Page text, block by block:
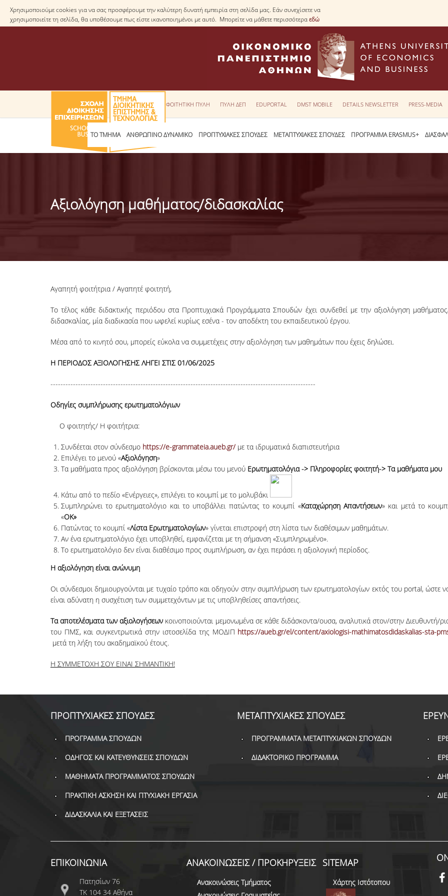
Χρησιμοποιούμε cookies για να σας προσφέρουμε την καλύτερη δυνατή εμπειρία στη σελίδα μας. Εάν συνεχίσετε να
χρησιμοποιείτε τη σελίδα, θα υποθέσουμε πως είστε ικανοποιημένοι με αυτό. Μπορείτε να μάθετε περισσότεραεδώ
ΦΟΙΤΗΤΙΚΗ ΠΥΛΗ ΠΥΛΗ ΔΕΠ EDUPORTAL DMST MOBILE DETAILS NEWSLETTER PRESS-MEDIA
ΤΟ ΤΜΗΜΑ ΑΝΘΡΩΠΙΝΟ ΔΥΝΑΜΙΚΟ ΠΡΟΠΤΥΧΙΑΚΕΣ ΣΠΟΥΔΕΣ ΜΕΤΑΠΤΥΧΙΑΚΕΣ ΣΠΟΥΔΕΣ ΠΡΟΓΡΑΜΜΑ ERASMUS+
Αξιολόγηση μαθήματος/διδασκαλίας
Αγαπητή φοιτήτρια / Αγαπητέ φοιτητή,
Το τέλος κάθε διδακτικής περιόδου στα Προπτυχιακά Προγράμματα Σπουδών έχει συνδεθεί με την αξιολόγηση
διδασκαλίας, μία διαδικασία που ωφελεί κυρίως εσένα - τον αποδέκτη του εκπαιδευτικού έργου.
Μέσα από το κινητό σου, μπορείς εύκολα να συμμετέχεις στην αξιολόγηση των μαθημάτων που έχεις δηλώσει.
Η ΠΕΡΙΟΔΟΣ ΑΞΙΟΛΟΓΗΣΗΣ ΛΗΓΕΙ ΣΤΙΣ 01/06/2025
----------------------------------------------------------------------------------------------------------
Οδηγίες συμπλήρωσης ερωτηματολόγιων
Ο φοιτητής/ Η φοιτήτρια:
Συνδέεται στον σύνδεσμο https://e-grammateia.aueb.gr/με τα ιδρυματικά διαπιστευτήρια
Επιλέγει το μενού «Αξιολόγηση»
Τα μαθήματα προς αξιολόγηση βρίσκονται μέσω του μενού Ερωτηματολόγια -> Πληροφορίες φοιτητή-> Τα μαθήματα μου
Κάτω από το πεδίο «Ενέργειες», επιλέγει το κουμπί με το μολυβάκι
Συμπληρώνει το ερωτηματολόγιο και το υποβάλλει πατώντας το κουμπί «Καταχώρηση Απαντήσεων» και μετά το
«ΟΚ»
Πατώντας το κουμπί «Λίστα Ερωτηματολογίων» γίνεται επιστροφή στη λίστα των διαθέσιμων μαθημάτων.
Αν ένα ερωτηματολόγιο έχει υποβληθεί, εμφανίζεται με τη σήμανση «Συμπληρωμένο».
Το ερωτηματολόγιο δεν είναι διαθέσιμο προς συμπλήρωση, αν έχει περάσει η αξιολογική περίοδος.
Η αξιολόγηση είναι ανώνυμη
Οι σύνδεσμοι δημιουργούνται με τυχαίο τρόπο και οδηγούν στην συμπλήρωση των ερωτηματολογίων εκτός του portal, ώστε
είναι αδύνατη η συσχέτιση των συμμετεχόντων με τις υποβληθείσες απαντήσεις.
Τα αποτελέσματα των αξιολογήσεων κοινοποιούνται μεμονωμένα σε κάθε διδάσκοντα/ουσα, αναλυτικά στον/στην Διευθυντή/
του ΠΜΣ, και συγκεντρωτικά στην ιστοσελίδα της ΜΟΔΙΠ https://aueb.gr/el/content/axiologisi-mathimatosdidaskalias-sta-
μετά τη λήξη του ακαδημαϊκού έτους.
Η ΣΥΜΜΕΤΟΧΗ ΣΟΥ ΕΙΝΑΙ ΣΗΜΑΝΤΙΚΗ!
Προκήρυξη
Εκπόνησης
Διδακτορικών
ΟΠΑ, αποφάσισε
ΠΡΟΠΤΥΧΙΑΚΕΣ ΣΠΟΥΔΕΣ
ΠΡΟΓΡΑΜΜΑ ΣΠΟΥΔΩΝ
ΟΔΗΓΟΣ ΚΑΙ ΚΑΤΕΥΘΥΝΣΕΙΣ ΣΠΟΥΔΩΝ
ΜΑΘΗΜΑΤΑ ΠΡΟΓΡΑΜΜΑΤΟΣ ΣΠΟΥΔΩΝ
ΠΡΑΚΤΙΚΗ ΑΣΚΗΣΗ ΚΑΙ ΠΤΥΧΙΑΚΗ ΕΡΓΑΣΙΑ
ΔΙΔΑΣΚΑΛΙΑ ΚΑΙ ΕΞΕΤΑΣΕΙΣ
ΜΕΤΑΠΤΥΧΙΑΚΕΣ ΣΠΟΥΔΕΣ
ΠΡΟΓΡΑΜΜΑΤΑ ΜΕΤΑΠΤΥΧΙΑΚΩΝ ΣΠΟΥΔΩΝ
ΔΙΔΑΚΤΟΡΙΚΟ ΠΡΟΓΡΑΜΜΑ
ΕΠΙΚΟΙΝΩΝΙΑ
Πατησίων 76
ΤΚ 104 34 Αθήνα
ΑΝΑΚΟΙΝΩΣΕΙΣ / ΠΡΟΚΗΡΥΞΕΙΣ
Ανακοινώσεις Τμήματος
SITEMAP
Χάρτης Ιστότοπου